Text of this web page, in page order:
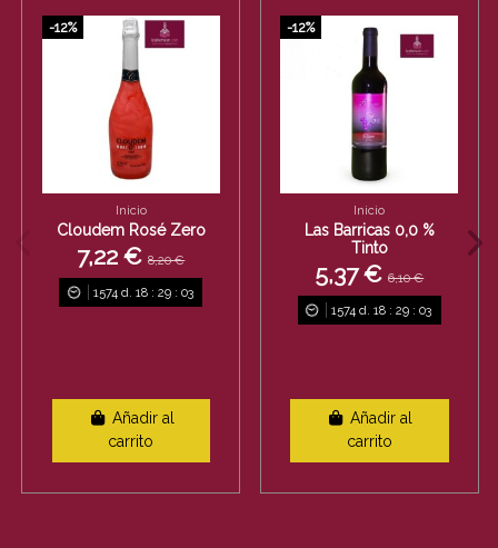
-12%
Inicio
Cloudem Rosé Zero
7,22 €8,20 €
1574 d. 18: 29: 03
Añadir al
carrito
-12%
Inicio
Las Barricas 0,0 %
Tinto
5,37 €6,10 €
1574 d. 18 :29 :03
Añadir al
carrito